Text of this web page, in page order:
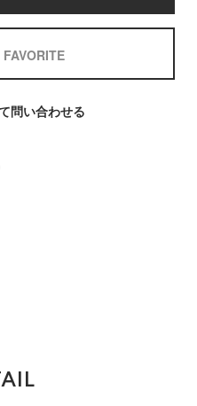
問い合わせる